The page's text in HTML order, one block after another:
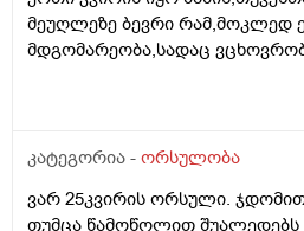
მეუღლეზე ბევრი რამ,მოკლედ
მდგომარეობა,სადაც
მკურნალობდა ჩემი მეუღლე
იყოს,ორსულობა მიდის ძალიან
კატეგორია - ორსულობა
ვარ 25კვირის ორსული.
თუმცა წამოწოლით